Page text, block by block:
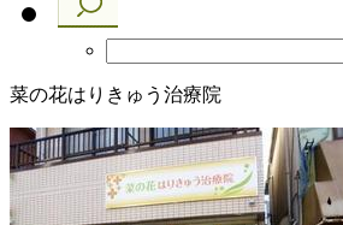
菜の花はりきゅう治療院